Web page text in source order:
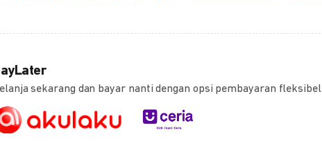
sekarang dan bayar nanti dengan opsi pembayaran fleksibel